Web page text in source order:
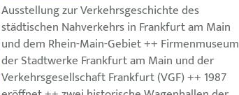
Ausstellung zur Verkehrsgeschichte des
städtischen Nahverkehrs in Frankfurt am Main
und dem Rhein-Main-Gebiet ++ Firmenmuseum
der Stadtwerke Frankfurt am Main und der
Verkehrsgesellschaft Frankfurt (VGF) ++ 1987